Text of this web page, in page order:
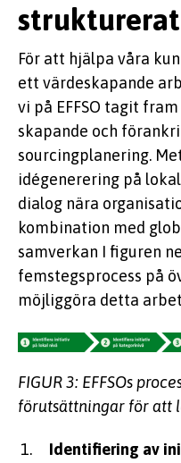
För att hjälpa våra
ett värdeskapande
vi på EFFSO tagit
skapande och
sourcingplanering.
idégenerering på
dialog nära
kombination med
samverkan I figuren
femstegsprocess på
möjliggöra detta
FIGUR 3: EFFSOs
förutsättningar för att
Identifiering av